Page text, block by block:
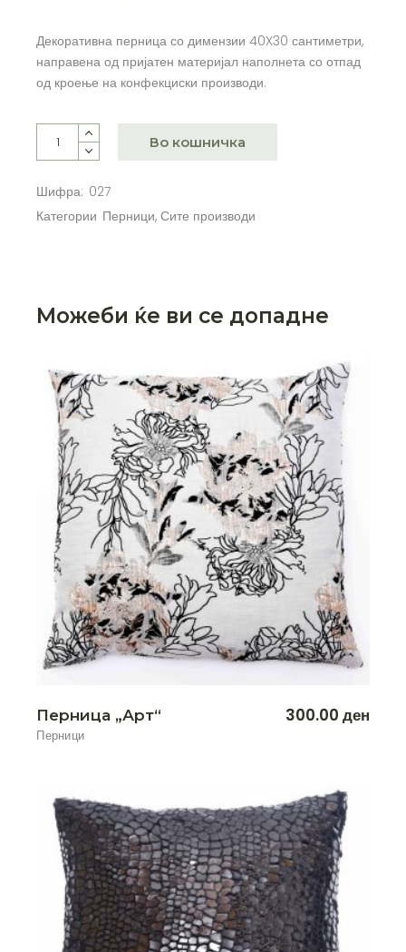
Декоративна перница со димензии 40X30 сантиметри,
направена од пријатен материјал наполнета со отпад
од кроење на конфекциски производи.
Во кошничка
Шифра: 027
Категории Перници,Сите производи
Можеби ќе ви се допадне
Перница „Арт“
Перници
300.00 ден